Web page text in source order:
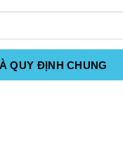
QUY ĐỊNH CHUNG